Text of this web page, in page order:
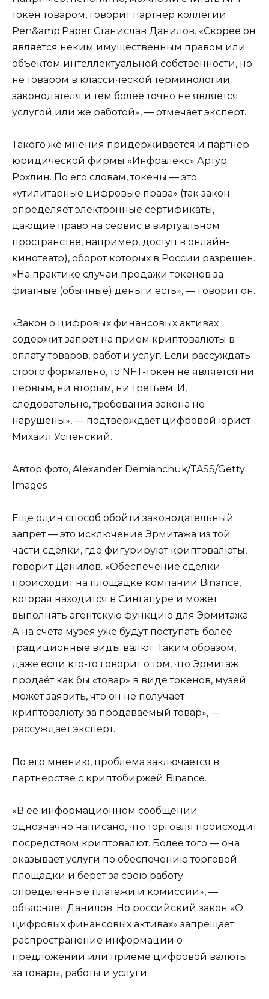
токен товаром, говорит партнер коллегии
Pen&amp;Paper Станислав Данилов. «Скорее он
является неким имущественным правом или
объектом интеллектуальной собственности, но
не товаром в классической терминологии
законодателя и тем более точно не является
услугой или же работой», — отмечает эксперт.
Такого же мнения придерживается и партнер
юридической фирмы «Инфралекс» Артур
Рохлин. По его словам, токены — это
«утилитарные цифровые права» (так закон
определяет электронные сертификаты,
дающие право на сервис в виртуальном
пространстве, например, доступ в онлайн-
кинотеатр), оборот которых в России разрешен.
«На практике случаи продажи токенов за
фиатные (обычные) деньги есть», — говорит он.
«Закон о цифровых финансовых активах
содержит запрет на прием криптовалюты в
оплату товаров, работ и услуг. Если рассуждать
строго формально, то NFT-токен не является ни
первым, ни вторым, ни третьем. И,
следовательно, требования закона не
нарушены», — подтверждает цифровой юрист
Михаил Успенский.
Автор фото, Alexander Demianchuk/TASS/Getty
Images
Еще один способ обойти законодательный
запрет — это исключение Эрмитажа из той
части сделки, где фигурируют криптовалюты,
говорит Данилов. «Обеспечение сделки
происходит на площадке компании Binance,
которая находится в Сингапуре и может
выполнять агентскую функцию для Эрмитажа.
А на счета музея уже будут поступать более
традиционные виды валют. Таким образом,
даже если кто-то говорит о том, что Эрмитаж
продаёт как бы «товар» в виде токенов, музей
может заявить, что он не получает
криптовалюту за продаваемый товар», —
рассуждает эксперт.
По его мнению, проблема заключается в
партнерстве с криптобиржей Binance.
«В ее информационном сообщении
однозначно написано, что торговля происходит
посредством криптовалют. Более того — она
оказывает услуги по обеспечению торговой
площадки и берет за свою работу
определённые платежи и комиссии», —
объясняет Данилов. Но российский закон «О
цифровых финансовых активах» запрещает
распространение информации о
предложении или приеме цифровой валюты
за товары, работы и услуги.